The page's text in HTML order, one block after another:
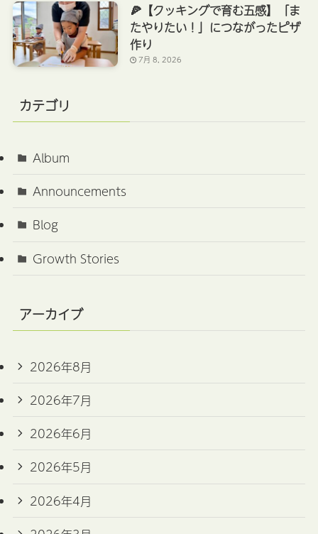
🍕【クッキングで育む五感】「ま
たやりたい！」につながったピザ
作り
7月 8, 2026
カテゴリ
Album
Announcements
Blog
Growth Stories
アーカイブ
2026年8月
2026年7月
2026年6月
2026年5月
2026年4月